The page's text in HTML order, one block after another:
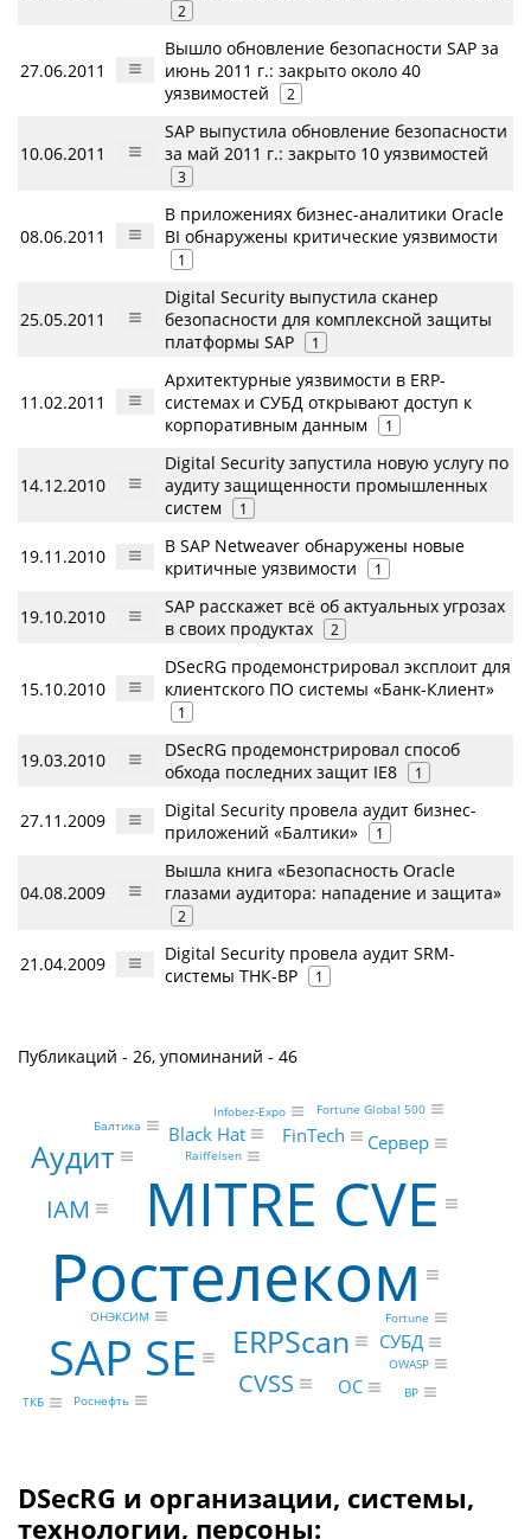
2
27.06.2011
Вышло обновление безопасности SAP за
июнь 2011 г.: закрыто около 40
уязвимостей
2
10.06.2011
SAP выпустила обновление безопасности
за май 2011 г.: закрыто 10 уязвимостей
3
08.06.2011
В приложениях бизнес-аналитики Oracle
BI обнаружены критические уязвимости
1
25.05.2011
Digital Security выпустила сканер
безопасности для комплексной защиты
платформы SAP
1
11.02.2011
Архитектурные уязвимости в ERP-
системах и СУБД открывают доступ к
корпоративным данным
1
14.12.2010
Digital Security запустила новую услугу по
аудиту защищенности промышленных
систем
1
19.11.2010
В SAP Netweaver обнаружены новые
критичные уязвимости
1
19.10.2010
SAP расскажет всё об актуальных угрозах
в своих продуктах
2
15.10.2010
DSecRG продемонстрировал эксплоит для
клиентского ПО системы «Банк-Клиент»
1
19.03.2010
DSecRG продемонстрировал способ
обхода последних защит IE8
1
27.11.2009
Digital Security провела аудит бизнес-
приложений «Балтики»
1
04.08.2009
Вышла книга «Безопасность Oracle
глазами аудитора: нападение и защита»
2
21.04.2009
Digital Security провела аудит SRM-
системы ТНК-BP
1
Публикаций - 26, упоминаний - 46
Ростелеком
MITRE CVE
SAP SE ERPScan
Аудит
IAM
CVSS ОС
Сервер
СУБД
FinTech
Black Hat
ОНЭКСИМ
Raiffeisen
Балтика
BP
ТКБ Роснефть
OWASP
Fortune
Fortune Global 500
Infobez-Expo
DSecRG и организации, системы,
технологии, персоны: